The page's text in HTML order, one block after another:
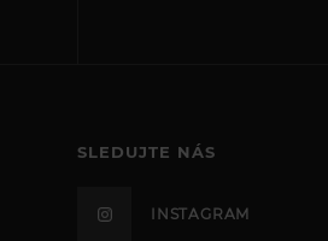
SLEDUJTE NÁS
INSTAGRAM